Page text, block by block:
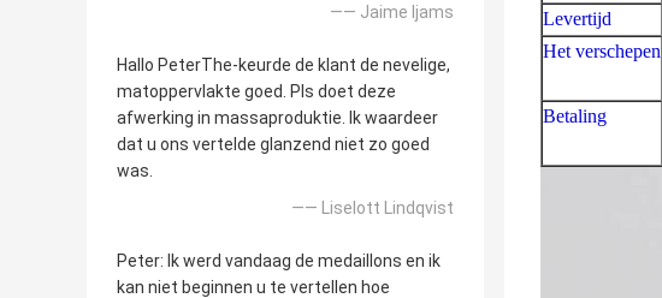
—— Jaime Ijams
Hallo PeterThe-keurde de klant de nevelige,
matoppervlakte goed. Pls doet deze
afwerking in massaproduktie. Ik waardeer
dat u ons vertelde glanzend niet zo goed
was.
—— Liselott Lindqvist
Peter: Ik werd vandaag de medaillons en ik
kan niet beginnen u te vertellen hoe
Levertijd
Het verschepen
Betaling